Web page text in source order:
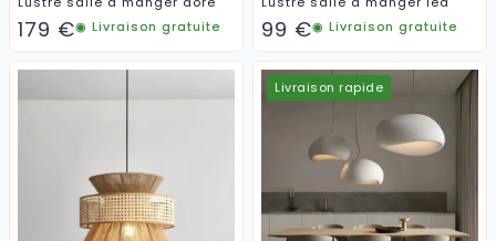
179 €◉ Livraison gratuite 99 €◉ Livraison gratuite
Livraison rapide